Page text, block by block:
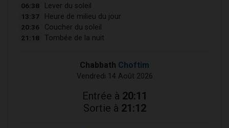
06:38 Lever du soleil
13:37 Heure de milieu du jour
20:36 Coucher du soleil
21:18 Tombée de la nuit
Chabbath Choftim
Vendredi 14 Août 2026
Entrée à 20:11
Sortie à 21:12